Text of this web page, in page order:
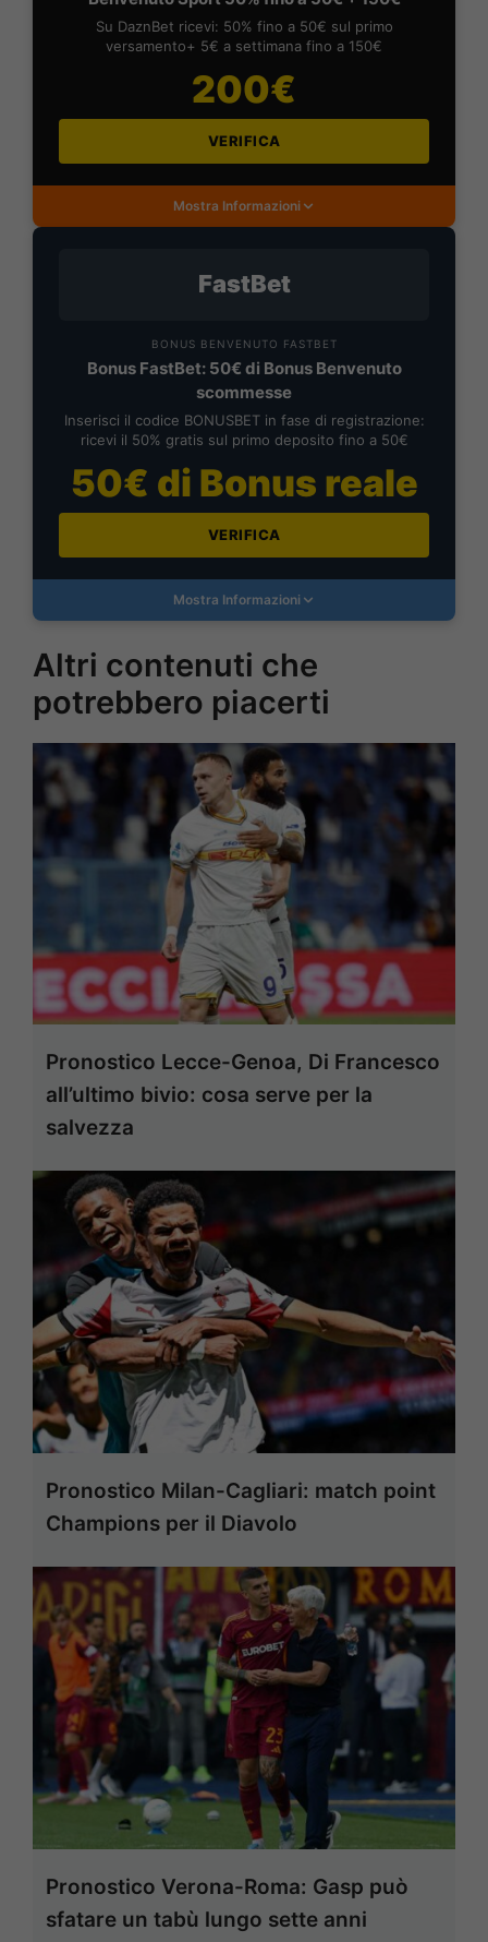
Su DaznBet ricevi: 50% fino a 50€ sul primo
versamento+ 5€ a settimana fino a 150€
200€
VERIFICA
Mostra Informazioni
FastBet
BONUS BENVENUTO FASTBET
Bonus FastBet: 50€ di Bonus Benvenuto
scommesse
Inserisci il codice BONUSBET in fase di registrazione:
ricevi il 50% gratis sul primo deposito fino a 50€
50€ di Bonus reale
VERIFICA
Mostra Informazioni
Altri contenuti che
potrebbero piacerti
Pronostico Lecce-Genoa, Di Francesco
all’ultimo bivio: cosa serve per la
salvezza
Pronostico Milan-Cagliari: match point
Champions per il Diavolo
Pronostico Verona-Roma: Gasp può
sfatare un tabù lungo sette anni